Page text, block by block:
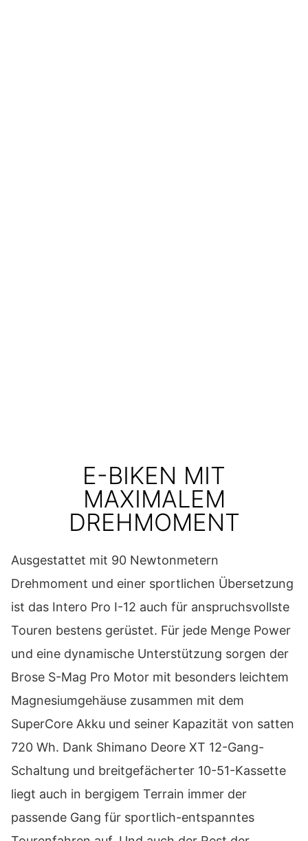
E-BIKEN MIT
MAXIMALEM
DREHMOMENT
Ausgestattet mit 90 Newtonmetern
Drehmoment und einer sportlichen Übersetzung
ist das Intero Pro I-12 auch für anspruchsvollste
Touren bestens gerüstet. Für jede Menge Power
und eine dynamische Unterstützung sorgen der
Brose S-Mag Pro Motor mit besonders leichtem
Magnesiumgehäuse zusammen mit dem
SuperCore Akku und seiner Kapazität von satten
720 Wh. Dank Shimano Deore XT 12-Gang-
Schaltung und breitgefächerter 10-51-Kassette
liegt auch in bergigem Terrain immer der
passende Gang für sportlich-entspanntes